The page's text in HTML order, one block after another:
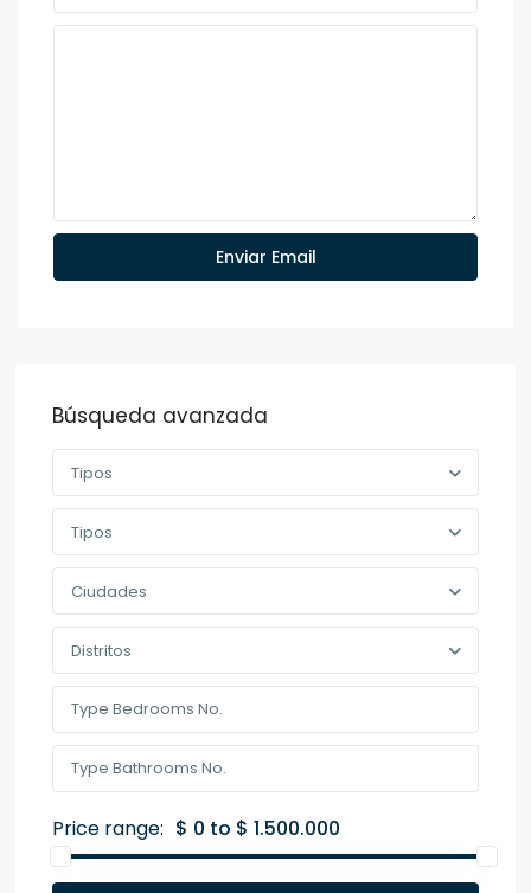
Búsqueda avanzada
Tipos
Tipos
Ciudades
Distritos
Price range: $ 0 to $ 1.500.000